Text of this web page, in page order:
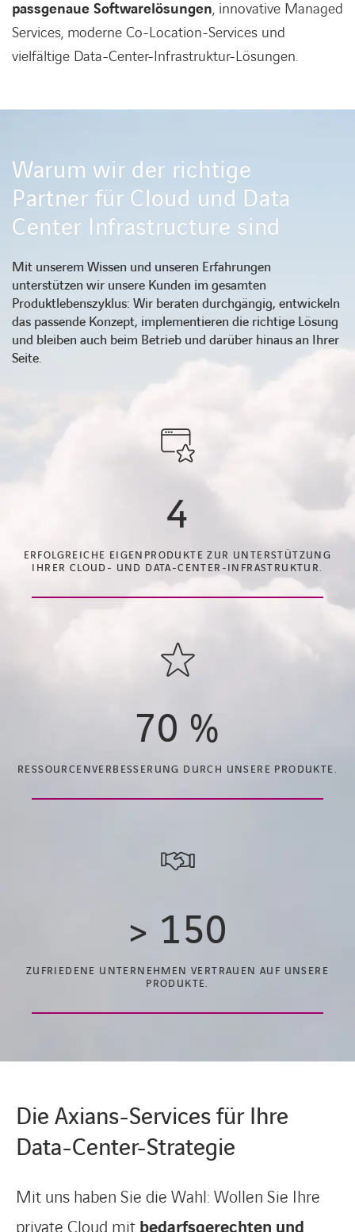
passgenaue Softwarelösungen, innovative Managed
Services, moderne Co-Location-Services und
vielfältige Data-Center-Infrastruktur-Lösungen.
Warum wir der richtige
Partner für Cloud und Data
Center Infrastructure sind
Mit unserem Wissen und unseren Erfahrungen
unterstützen wir unsere Kunden im gesamten
Produktlebenszyklus: Wir beraten durchgängig, entwickeln
das passende Konzept, implementieren die richtige Lösung
und bleiben auch beim Betrieb und darüber hinaus an Ihrer
Seite.
4
ERFOLGREICHE EIGENPRODUKTE ZUR UNTERSTÜTZUNG
IHRER CLOUD- UND DATA-CENTER-INFRASTRUKTUR.
70 %
RESSOURCENVERBESSERUNG DURCH UNSERE PRODUKTE.
> 150
ZUFRIEDENE UNTERNEHMEN VERTRAUEN AUF UNSERE
PRODUKTE.
Die Axians-Services für Ihre
Data-Center-Strategie
Mit uns haben Sie die Wahl: Wollen Sie Ihre